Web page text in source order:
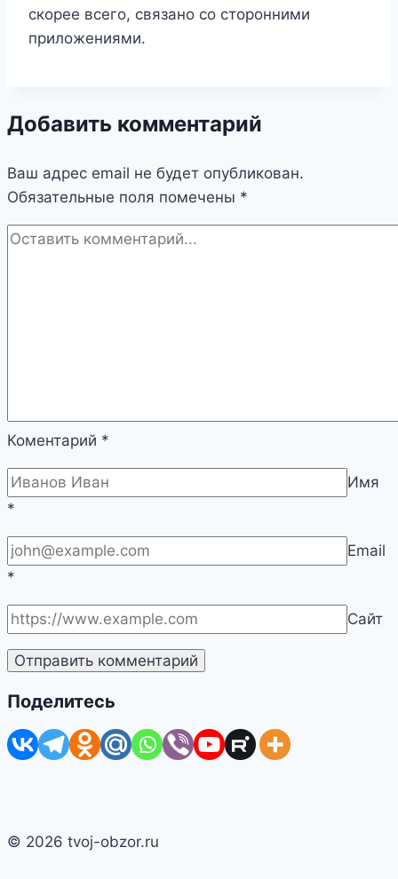
скорее всего, связано со сторонними
приложениями.
Добавить комментарий
Ваш адрес email не будет опубликован.
Обязательные поля помечены *
Коментарий *
Имя
*
Email
*
Сайт
Поделитесь
© 2026 tvoj-obzor.ru